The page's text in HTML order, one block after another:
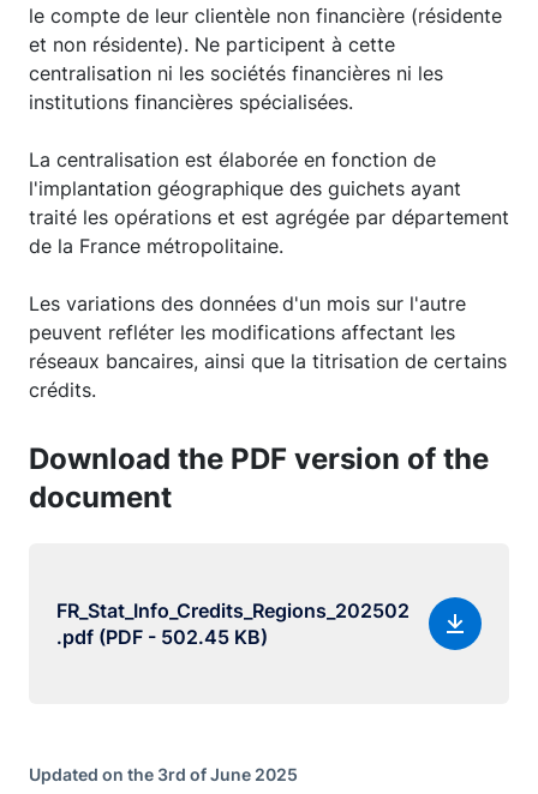
le compte de leur clientèle non financière (résidente
et non résidente). Ne participent à cette
centralisation ni les sociétés financières ni les
institutions financières spécialisées.
La centralisation est élaborée en fonction de
l'implantation géographique des guichets ayant
traité les opérations et est agrégée par département
de la France métropolitaine.
Les variations des données d'un mois sur l'autre
peuvent refléter les modifications affectant les
réseaux bancaires, ainsi que la titrisation de certains
crédits.
Download the PDF version of the
document
FR_Stat_Info_Credits_Regions_202502
.pdf (PDF - 502.45 KB)
Updated on the 3rd of June 2025